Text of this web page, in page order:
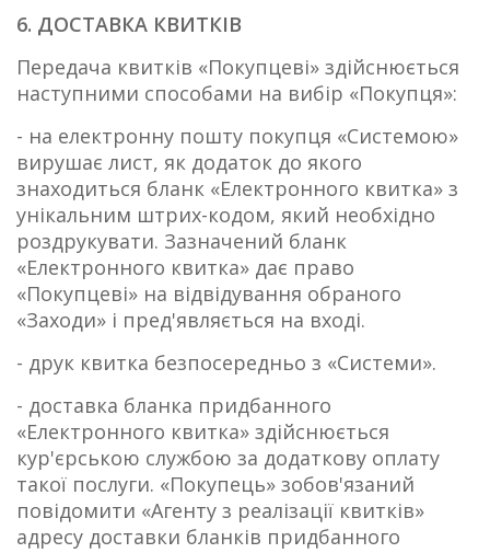
6. ДОСТАВКА КВИТКІВ
Передача квитків «Покупцеві» здійснюється
наступними способами на вибір «Покупця»:
- на електронну пошту покупця «Системою»
вирушає лист, як додаток до якого
знаходиться бланк «Електронного квитка» з
унікальним штрих-кодом, який необхідно
роздрукувати. Зазначений бланк
«Електронного квитка» дає право
«Покупцеві» на відвідування обраного
«Заходи» і пред'являється на вході.
- друк квитка безпосередньо з «Системи».
- доставка бланка придбанного
«Електронного квитка» здійснюється
кур'єрською службою за додаткову оплату
такої послуги. «Покупець» зобов'язаний
повідомити «Агенту з реалізації квитків»
адресу доставки бланків придбанного